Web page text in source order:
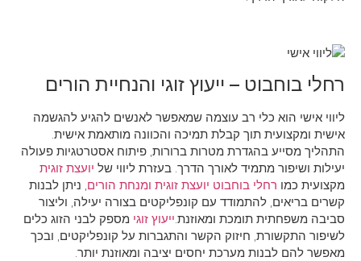
רחלי בוחבוט – ייעוץ זוגי והנחיית הורים
ליווי אישי הוא כלי רב עוצמה שמאפשר לאנשים להגיע להגשמה
אישית ומקצועית תוך קבלת תמיכה והכוונה מותאמת אישית.
התהליך מסייע בהגדרת מטרות ברורות, פיתוח אסטרטגיות פעולה
יעילות ושיפור מתמיד לאורך הדרך. בעזרת ליווי של יועצת זוגית
מקצועית כמו רחלי בוחבוט יועצת זוגית ומנחת הורים , ניתן לבנות
קשרים בריאים, להתמודד עם קונפליקטים בצורה יעילה, וליצור
סביבה משפחתית תומכת ומאוזנת. ייעוץ זוגי מספק לבני הזוג כלים
לשיפור התקשורת, חיזוק הקשר והתגברות על קונפליקטים, ובכך
מאפשר להם לבנות מערכת יחסים יציבה ומאוזנת יותר.